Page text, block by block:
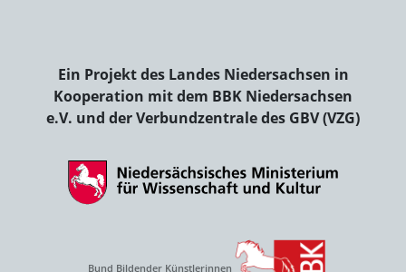
Ein Projekt des Landes Niedersachsen in
Kooperation mit dem BBK Niedersachsen
e.V. und der Verbundzentrale des GBV (VZG)
Bund Bildender Künstlerinnen